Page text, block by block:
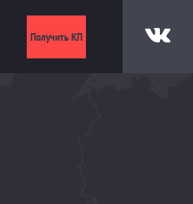
Получить КП